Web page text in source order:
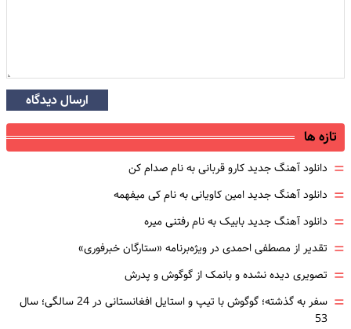
ارسال دیدگاه
تازه ها
= دانلود آهنگ جدید کارو قربانی به نام صدام کن
= دانلود آهنگ جدید امین کاویانی به نام کی میفهمه
= دانلود آهنگ جدید بابیک به نام رفتنی میره
= تقدیر از مصطفی احمدی در ویژه‌برنامه «ستارگان خبرفوری»
= تصویری دیده نشده و بانمک از گوگوش و پدرش
=
سفر به گذشته؛ گوگوش با تیپ و استایل افغانستانی در 24 سالگی؛ سال
53